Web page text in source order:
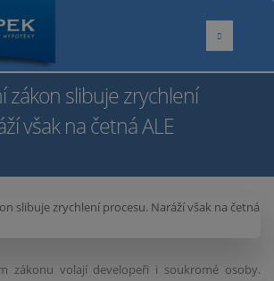
zákon slibuje zrychlení
však na četná ALE
zákonu volají developeři i soukromé osoby.